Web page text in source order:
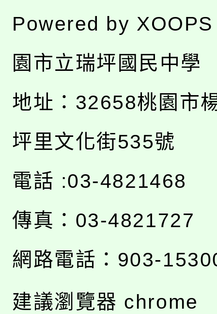
Powered by XOOPS
園市立瑞坪國民中學
地址： 32658桃園市
坪里文化街535號
電話 :03-4821468
傳真：03-4821727
網路電話：903-
建議瀏覽器 chrome